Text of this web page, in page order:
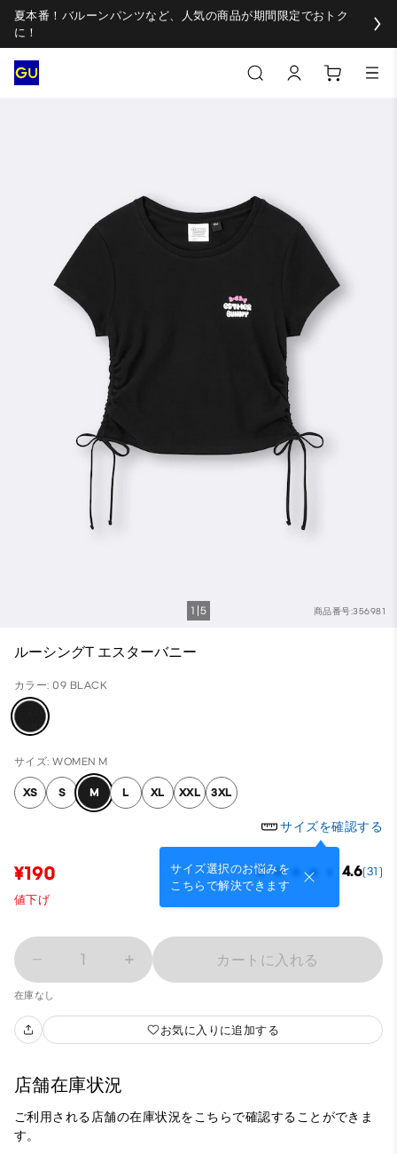
夏本番！バルーンパンツなど、人気の商品が期間限定でおトク
に！
商品番号:356981
1 5
ルーシングT エスターバニー
カラー: 09 BLACK
サイズ: WOMEN M
XS S M L XL XXL 3XL
サイズを確認する
サイズ選択のお悩みを
こちらで解決できます
¥190 4.6(31)
値下げ
1 カートに入れる
在庫なし
お気に入りに追加する
店舗在庫状況
ご利用される店舗の在庫状況をこちらで確認することができま
す。